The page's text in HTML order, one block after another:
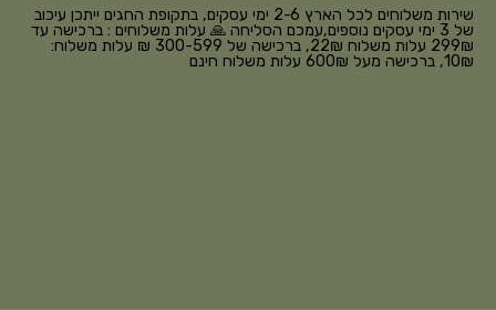
שירות משלוחים לכל הארץ 2-6 ימי עסקים, בתקופת החגים ייתכן עיכוב
של 3 ימי עסקים נוספים,עמכם הסליחה 🙏 עלות משלוחים : ברכישה עד
299₪ עלות משלוח 22₪, ברכישה של 300-599 ₪ עלות משלוח:
10₪, ברכישה מעל 600₪ עלות משלוח חינם